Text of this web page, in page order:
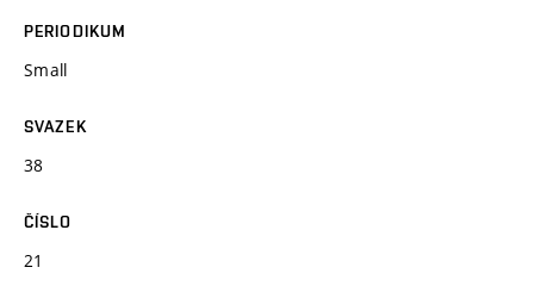
PERIODIKUM
Small
SVAZEK
38
ČÍSLO
21